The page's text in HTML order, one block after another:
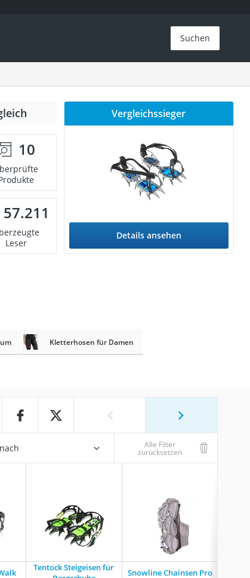
Suchen
10
57.211
Leser
Vergleichssieger
Details ansehen
Kletterhosen für Damen
Alle Filter
zurücksetzen
Tentock Steigeisen für
Snowline Chainsen Pro